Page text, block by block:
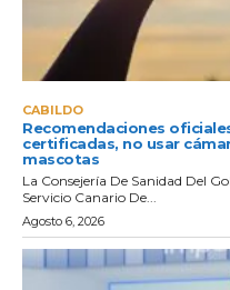
CABILDO
Recomendaciones
certificadas, no usar
mascotas
La Consejería De Sanidad Del
Servicio Canario De...
Agosto 6, 2026